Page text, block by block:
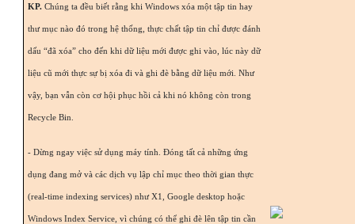
KP.Chúng ta đều biết rằng khi Windows xóa một tập tin hay
thư mục nào đó trong hệ thống, thực chất tập tin chỉ được đánh
dấu “đã xóa” cho đến khi dữ liệu mới được ghi vào, lúc này dữ
liệu cũ mới thực sự bị xóa đi và ghi đè bằng dữ liệu mới. Như
vậy, bạn vẫn còn cơ hội phục hồi cả khi nó không còn trong
Recycle Bin.
- Dừng ngay việc sử dụng máy tính. Đóng tất cả những ứng
dụng đang mở và các dịch vụ lập chỉ mục theo thời gian thực
(real-time indexing services) như X1, Google desktop hoặc
Windows Index Service, vì chúng có thể ghi đè lên tập tin cần